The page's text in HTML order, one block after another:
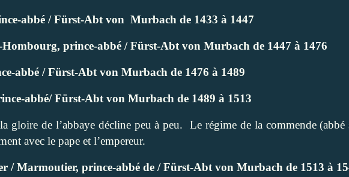
abbé / Fürst-Abt von Murbach de 1433 à 1447
prince-abbé / Fürst-Abt von Murbach de 1447 à 1476
abbé / Fürst-Abt von Murbach de 1476 à 1489
abbé/ Fürst-Abt von Murbach de 1489 à 1513
gloire de l’abbaye décline peu à peu.
Le régime de la commende
avec le pape et l’empereur.
/ Marmoutier, prince-abbé de / Fürst-Abt von Murbach de 1513 à